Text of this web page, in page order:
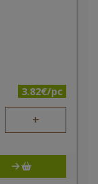
3.82€/pc
+